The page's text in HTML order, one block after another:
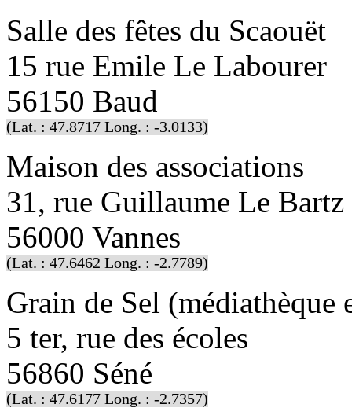
Salle des fêtes du Scaouët
15 rue Emile Le Labourer
56150 Baud
(Lat. : 47.8717 Long. : -3.0133)
Maison des associations
31, rue Guillaume Le Bartz
56000 Vannes
(Lat. : 47.6462 Long. : -2.7789)
Grain de Sel (médiathèque
5 ter, rue des écoles
56860 Séné
(Lat. : 47.6177 Long. : -2.7357)